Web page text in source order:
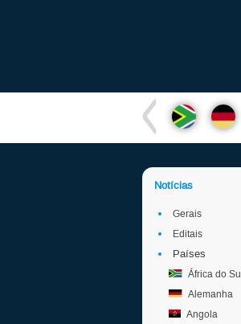
Notícias
Gerais
Editais
Países
África do Sul
Alemanha
Angola